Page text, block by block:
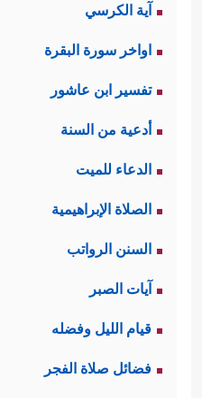
آية الكرسي
اواخر سورة البقرة
تفسير ابن عاشور
أدعية من السنة
الدعاء للميت
الصلاة الإبراهيمية
السنن الرواتب
آيات الصبر
قيام الليل وفضله
فضائل صلاة الفجر